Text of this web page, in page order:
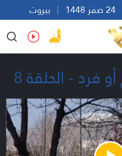
بيروت
Ar En Fr Es
- الحلقة 8